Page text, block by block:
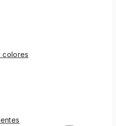
colores